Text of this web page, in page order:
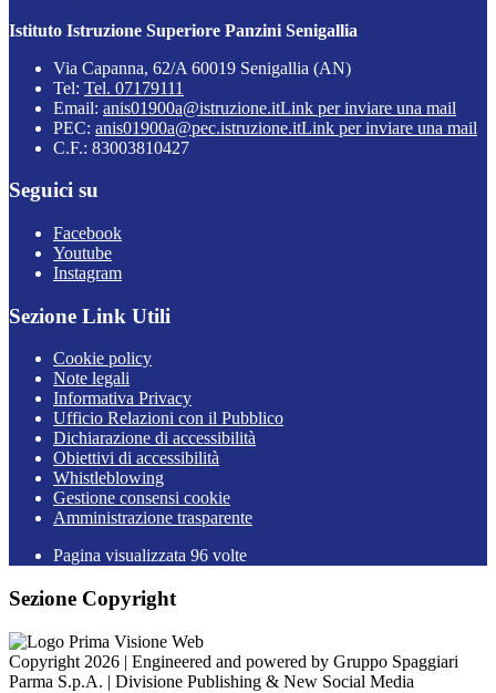
Istituto Istruzione Superiore Panzini Senigallia
Via Capanna, 62/A 60019 Senigallia (AN)
Tel: Tel. 07179111
Email: anis01900a@istruzione.itLink per inviare una mail
PEC: anis01900a@pec.istruzione.itLink per inviare una mail
C.F.: 83003810427
Seguici su
Facebook
Youtube
Instagram
Sezione Link Utili
Cookie policy
Note legali
Informativa Privacy
Ufficio Relazioni con il Pubblico
Dichiarazione di accessibilità
Obiettivi di accessibilità
Whistleblowing
Gestione consensi cookie
Amministrazione trasparente
Pagina visualizzata 96 volte
Sezione Copyright
Copyright 2026 | Engineered and powered by Gruppo Spaggiari
Parma S.p.A. | Divisione Publishing & New Social Media